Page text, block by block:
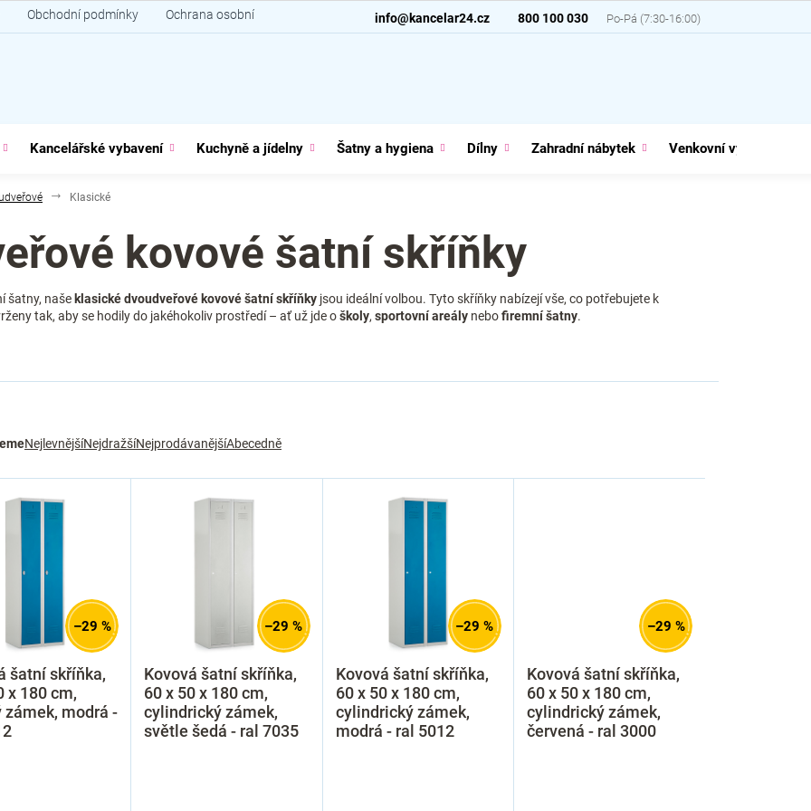
800 100 030
info@kancelar24.cz
Obchodní podmínky Ochrana osobních údajů
Kancelářské vybavení Kuchyně a jídelny Šatny a hygiena Dílny Zahradní nábytek Venkovní vybavení
Klasické
kovové šatní skříňky
šatny, naše klasické dvoudveřové kovové šatní skříňky jsou ideální volbou. Tyto skříňky nabízejí vše, co potřebujete k
tak, aby se hodily do jakéhokoliv prostředí – ať už jde oškoly, sportovníareály nebofiremníšatny.
NejlevnějšíNejdražšíNejprodávanějšíAbecedně
–29 %
šatní skříňka,
x 180 cm,
zámek, modrá -
–29 %
Kovová šatní skříňka,
60 x 50 x 180 cm,
cylindrický zámek,
světle šedá - ral 7035
–29 %
Kovová šatní skříňka,
60 x 50 x 180 cm,
cylindrický zámek,
modrá - ral 5012
–29 %
Kovová šatní skříňka,
60 x 50 x 180 cm,
cylindrický zámek,
červená - ral 3000